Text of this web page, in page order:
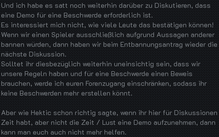
Und ich habe es satt noch weiterhin darüber zu Diskutieren, dass
eine Demo für eine Beschwerde erforderlich ist.
Es interessiert mich nicht, wie viele Leute das bestätigen können!
Wenn wir einen Spieler ausschließlich aufgrund Aussagen anderer
bannen würden, dann haben wir beim Entbannungsantrag wieder die
nächste Diskussion.
Solltet ihr diesbezüglich weiterhin uneinsichtig sein, dass wir
unsere Regeln haben und für eine Beschwerde einen Beweis
brauchen, werde ich euren Forenzugang einschränken, sodass ihr
keine Beschwerden mehr erstellen könnt.
Aber wie Hektic schon richtig sagte, wenn ihr hier für Diskussionen
Zeit habt, aber nicht die Zeit / Lust eine Demo aufzunehmen, dann
kann man euch auch nicht mehr helfen.